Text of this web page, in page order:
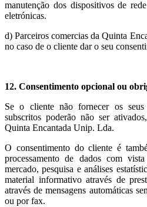
manutenção dos dispositivos de
eletrónicas.
d) Parceiros comercias da Quinta
no caso de o cliente dar o seu
12. Consentimento opcional ou
Se o cliente não fornecer os seus
subscritos poderão não ser
Quinta Encantada Unip. Lda.
O consentimento do cliente é
processamento de dados com
mercado, pesquisa e análises
material informativo através de
através de mensagens automáticas
ou por fax.